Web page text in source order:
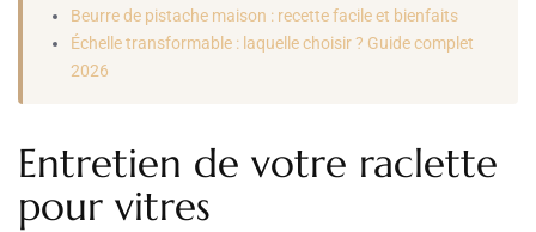
Beurre de pistache maison : recette facile et bienfaits
Échelle transformable : laquelle choisir ? Guide complet
2026
Entretien de votre raclette
pour vitres